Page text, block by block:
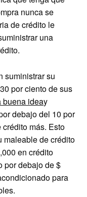
nunca se
de crédito le
una
suministrar su
por ciento de sus
buena ideay
debajo del 10 por
más. Esto
maleable de crédito
en crédito
por debajo de $
para